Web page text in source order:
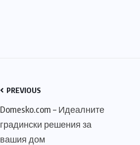
PREVIOUS
Domesko.com – Идеалните
градински решения за
вашия дом